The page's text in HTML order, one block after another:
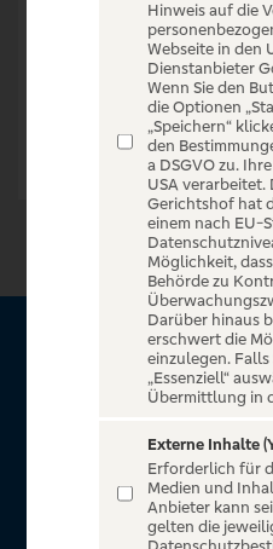
Zur Startseite
Über VR Entertain
für alle Kunden der
unserem einzigartigen Portal
atemberaubende Konzerte,
Fußball-Bundesliga sowie die
Hinweis auf die
Webseite in den
Dienstanbieter
Wenn Sie den
die Optionen
„Speichern“
den
a DSGVO zu.
USA verarbeitet.
Gerichtshof hat
einem nach EU-
Möglichkeit,
Behörde zu
Darüber hinaus
erschwert die
einzulegen.
„Essenziell“
Übermittlung in
Externe Inhalte
Erforderlich für
Medien und
Anbieter kann
gelten die